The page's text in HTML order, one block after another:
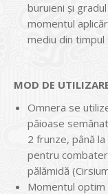
buruieni şi
momentul
mediu din
MOD DE
Omnera se
păioase
2 frunze, până
pentru
pălămidă
Momentul